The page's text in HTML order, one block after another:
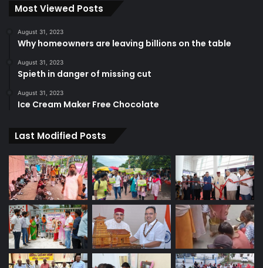
Most Viewed Posts
August 31, 2023
Why homeowners are leaving billions on the table
August 31, 2023
Spieth in danger of missing cut
August 31, 2023
Ice Cream Maker Free Chocolate
Last Modified Posts